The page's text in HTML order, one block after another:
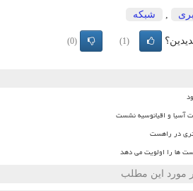
شبكه
(1)
(0)
آسیا و اقیانوسیه نشست
تری در راهست
ها را اولویت می دهد
مورد این مطلب